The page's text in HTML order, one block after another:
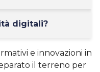
digitali?
e innovazioni in
il terreno per